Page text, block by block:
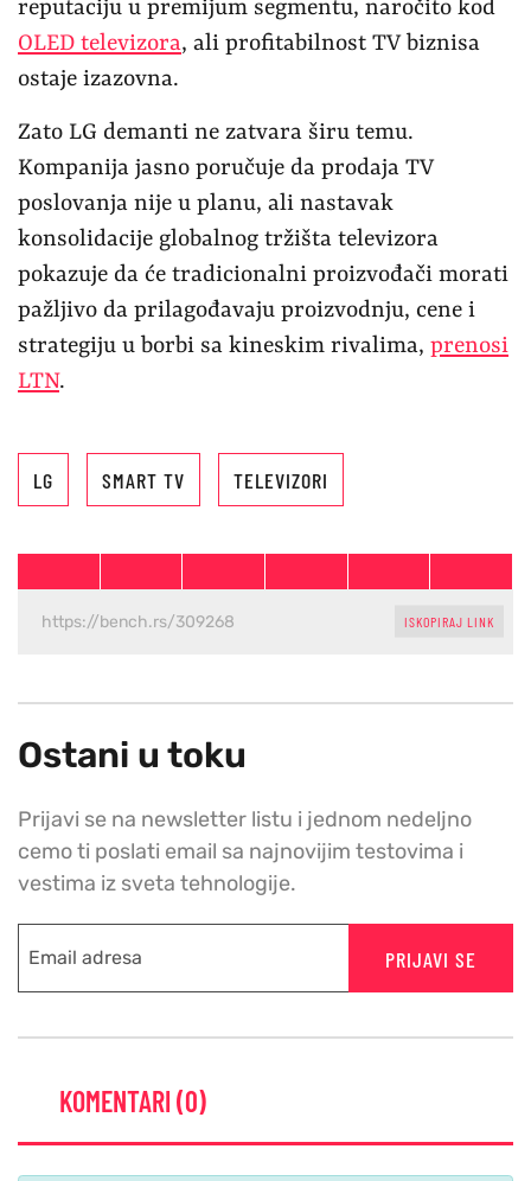
reputaciju u premijum segmentu, naročito kod
OLED televizora, ali profitabilnost TV biznisa
ostaje izazovna.
Zato LG demanti ne zatvara širu temu.
Kompanija jasno poručuje da prodaja TV
poslovanja nije u planu, ali nastavak
konsolidacije globalnog tržišta televizora
pokazuje da će tradicionalni proizvođači morati
pažljivo da prilagođavaju proizvodnju, cene i
strategiju u borbi sa kineskim rivalima, prenosi
LTN.
LG SMART TV TELEVIZORI
ISKOPIRAJ LINK
Ostani u toku
Prijavi se na newsletter listu i jednom nedeljno
cemo ti poslati email sa najnovijim testovima i
vestima iz sveta tehnologije.
PRIJAVI SE
KOMENTARI (0)